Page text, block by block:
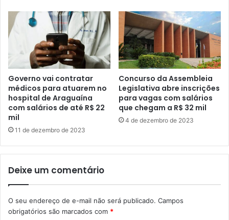
Governo vai contratar
médicos para atuarem no
hospital de Araguaína
com salários de até R$ 22
mil
11 de dezembro de 2023
Concurso da Assembleia
Legislativa abre inscrições
para vagas com salários
que chegam a R$ 32 mil
4 de dezembro de 2023
Deixe um comentário
O seu endereço de e-mail não será publicado. Campos
obrigatórios são marcados com *